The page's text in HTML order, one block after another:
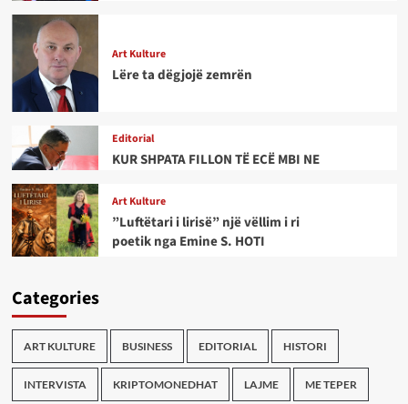
Art Kulture
Lëre ta dëgjojë zemrën
Editorial
KUR SHPATA FILLON TË ECË MBI NE
Art Kulture
”Luftëtari i lirisë” një vëllim i ri
poetik nga Emine S. HOTI
Categories
ART KULTURE BUSINESS EDITORIAL HISTORI
INTERVISTA KRIPTOMONEDHAT LAJME ME TEPER